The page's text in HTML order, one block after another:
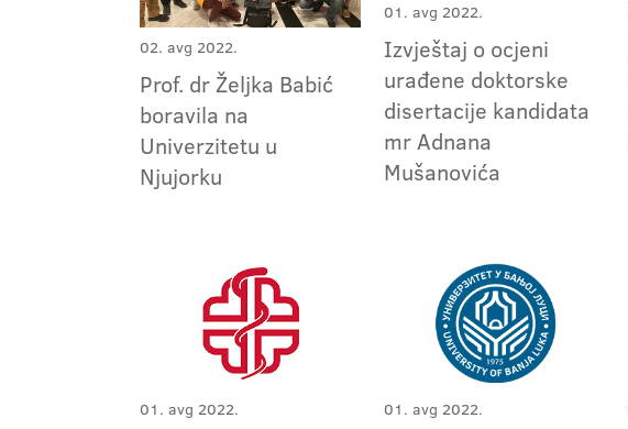
02. avg 2022.
Prof. dr Željka Babić
boravila na
Univerzitetu u
Njujorku
01. avg 2022.
Izvještaj o ocjeni
urađene doktorske
disertacije kandidata
mr Adnana
Mušanovića
01. avg 2022. 01. avg 2022.